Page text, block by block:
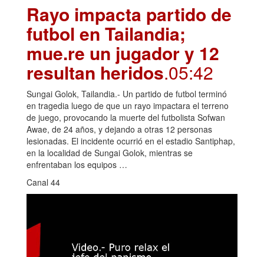
Rayo impacta partido de
futbol en Tailandia;
mue.re un jugador y 12
resultan heridos.05:42
Sungai Golok, Tailandia.- Un partido de futbol terminó
en tragedia luego de que un rayo impactara el terreno
de juego, provocando la muerte del futbolista Sofwan
Awae, de 24 años, y dejando a otras 12 personas
lesionadas. El incidente ocurrió en el estadio Santiphap,
en la localidad de Sungai Golok, mientras se
enfrentaban los equipos …
Canal 44